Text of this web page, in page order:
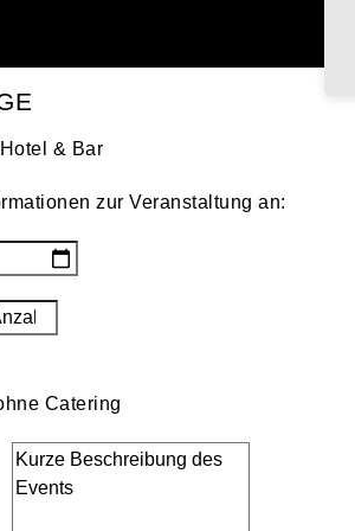
& Bar
zur Veranstaltung an:
Catering